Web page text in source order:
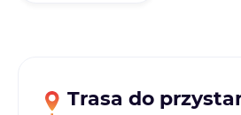
Trasa do